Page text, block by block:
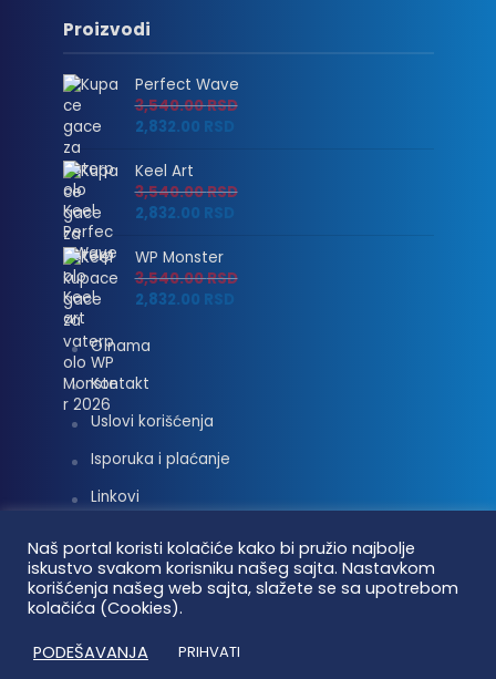
Proizvodi
Perfect Wave
3,540.00RSD
2,832.00 RSD
Keel Art
3,540.00RSD
2,832.00 RSD
WP Monster
3,540.00RSD
2,832.00 RSD
O nama
Kontakt
Uslovi korišćenja
Isporuka i plaćanje
Linkovi
Vaterpolo vesti © 2026. Sva prava zadržana.
Naš portal koristi kolačiće kako bi pružio najbolje
iskustvo svakom korisniku našeg sajta. Nastavkom
korišćenja našeg web sajta, slažete se sa upotrebom
kolačića (Cookies).
PODEŠAVANJA
PRIHVATI